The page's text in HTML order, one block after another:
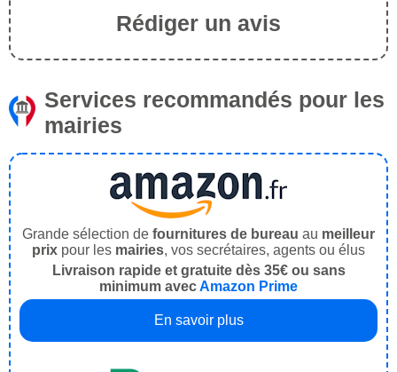
Rédiger un avis
Services recommandés pour les
mairies
Grande sélection de fournitures de bureau au meilleur
prix pour les mairies, vos secrétaires, agents ou élus
Livraison rapide et gratuite dès 35€ ou sans
minimum avecAmazon Prime
En savoir plus